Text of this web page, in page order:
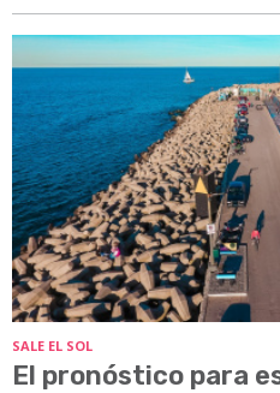
SALE EL SOL
El pronóstico para